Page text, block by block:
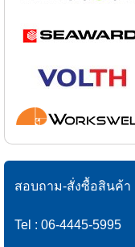
สอบถาม-สั่งซื้อสินค้า
Tel : 06-4445-5995
Tel : 06-4445-9559
Add Line :